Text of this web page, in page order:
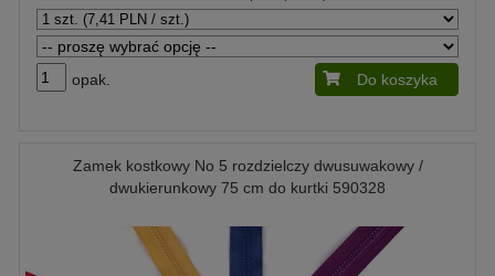
opak. Do koszyka
Zamek kostkowy No 5 rozdzielczy dwusuwakowy /
dwukierunkowy 75 cm do kurtki 590328